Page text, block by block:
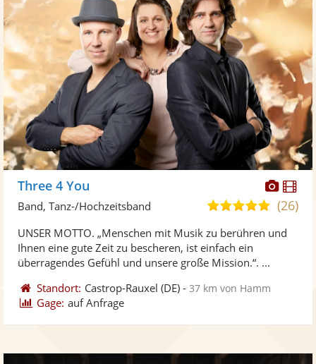
Fotos
Three 4 You
5,0
5
(26)
Band, Tanz-/Hochzeitsband
UNSER MOTTO. „Menschen mit Musik zu berühren und
Ihnen eine gute Zeit zu bescheren, ist einfach ein
überragendes Gefühl und unsere große Mission.“. ...
Standort: Castrop-Rauxel (DE) -37 km von Hamm
Gage: auf Anfrage